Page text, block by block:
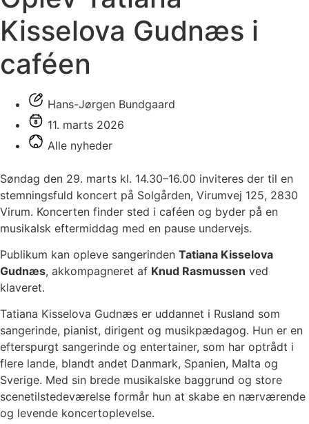
Kisselova Gudnæs i
caféen
Hans-Jørgen Bundgaard
11. marts 2026
Alle nyheder
Søndag den 29. marts kl. 14.30–16.00 inviteres der til en
stemningsfuld koncert på Solgården, Virumvej 125, 2830
Virum. Koncerten finder sted i caféen og byder på en
musikalsk eftermiddag med en pause undervejs.
Publikum kan opleve sangerinden Tatiana Kisselova
Gudnæs, akkompagneret af Knud Rasmussen ved
klaveret.
Tatiana Kisselova Gudnæs er uddannet i Rusland som
sangerinde, pianist, dirigent og musikpædagog. Hun er en
efterspurgt sangerinde og entertainer, som har optrådt i
flere lande, blandt andet Danmark, Spanien, Malta og
Sverige. Med sin brede musikalske baggrund og store
scenetilstedeværelse formår hun at skabe en nærværende
og levende koncertoplevelse.